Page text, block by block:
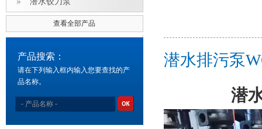
查看全部产品
产品搜索：
请在下列输入框内输入您要查找的产
品名称。
潜水排污泵
潜